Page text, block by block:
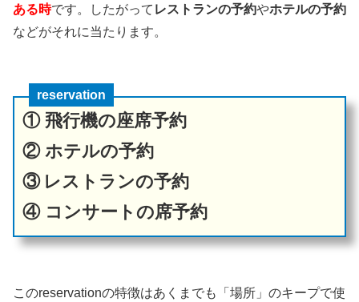
ある時です。したがって レストランの予約やホテルの予約
などがそれに当たります。
reservation
① 飛行機の座席予約
② ホテルの予約
③ レストランの予約
④ コンサートの席予約
このreservationの特徴はあくまでも「場所」のキープで使